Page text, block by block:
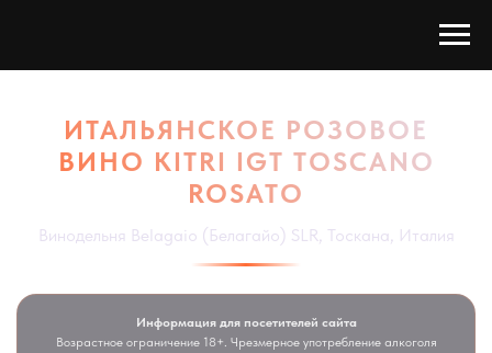
ИТАЛЬЯНСКОЕ РОЗОВОЕ
ВИНО KITRI IGT TOSCANO
ROSATO
Винодельня Belagaio (Белагайо) SLR, Тоскана, Италия
Информация для посетителей сайта
Возрастное ограничение 18+. Чрезмерное употребление алкоголя